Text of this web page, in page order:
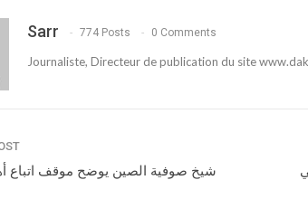
Sarr 774 Posts 0 Comments
Journaliste, Directeur de publication du site
شيخ صوفية الصين يوضح موقف اتباع